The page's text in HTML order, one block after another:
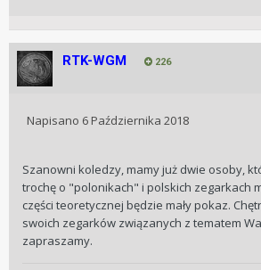
RTK-WGM 226
Napisano 6 Października 2018
Szanowni koledzy, mamy już dwie osoby,
trochę o "polonikach" i polskich zegarkach
części teoretycznej będzie mały pokaz.
swoich zegarków związanych z tematem
zapraszamy.